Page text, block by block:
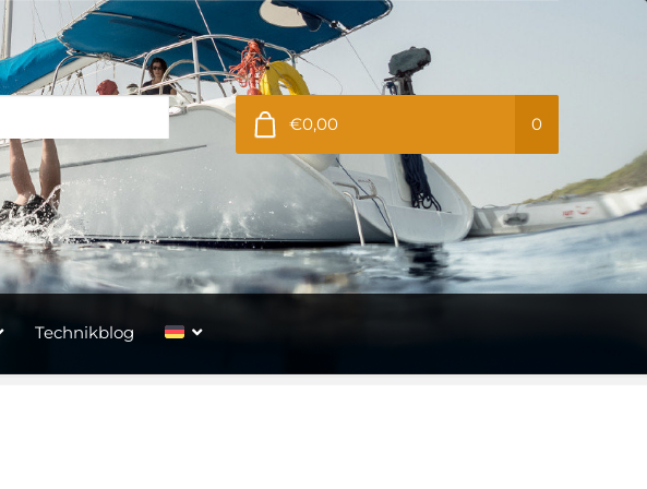
€0,00 0
Technikblog